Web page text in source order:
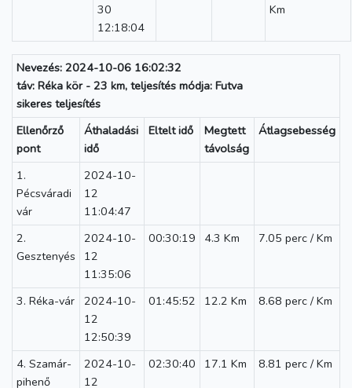
30
12:18:04
Km
Nevezés: 2024-10-06 16:02:32
táv: Réka kör - 23 km, teljesítés módja: Futva
sikeres teljesítés
Ellenőrző
pont
Áthaladási
idő
Eltelt idő
Megtett
távolság
Átlagsebesség
1.
Pécsváradi
vár
2024-10-
12
11:04:47
2.
Gesztenyés
2024-10-
12
11:35:06
00:30:19 4.3 Km 7.05 perc / Km
3. Réka-vár 2024-10-
12
12:50:39
01:45:52 12.2 Km 8.68 perc / Km
4. Szamár-
pihenő
2024-10-
12
02:30:40 17.1 Km 8.81 perc / Km